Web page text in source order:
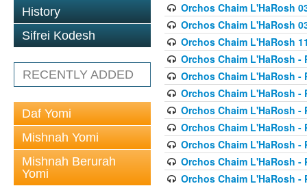
History
Sifrei Kodesh
RECENTLY ADDED
Daf Yomi
Mishnah Yomi
Mishnah Berurah
Yomi
Orchos Chaim L'HaRosh
Orchos Chaim L'HaRosh
Orchos Chaim L'HaRosh
Orchos Chaim L'HaRosh -
Orchos Chaim L'HaRosh -
Orchos Chaim L'HaRosh -
Orchos Chaim L'HaRosh -
Orchos Chaim L'HaRosh -
Orchos Chaim L'HaRosh -
Orchos Chaim L'HaRosh -
Orchos Chaim L'HaRosh -